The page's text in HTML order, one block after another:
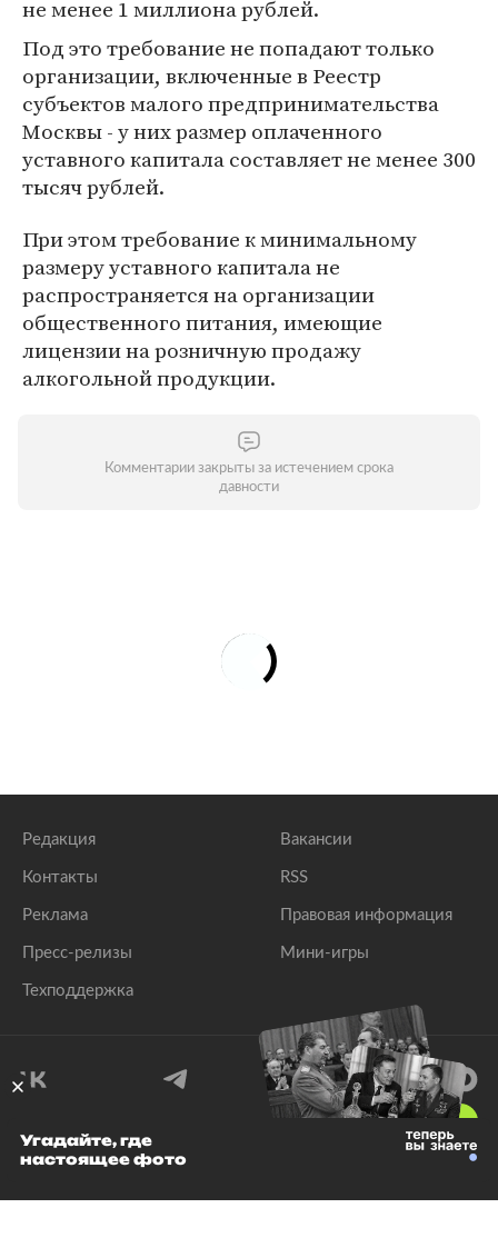
не менее 1 миллиона рублей.
Под это требование не попадают только
организации, включенные в Реестр
субъектов малого предпринимательства
Москвы - у них размер оплаченного
уставного капитала составляет не менее 300
тысяч рублей.
При этом требование к минимальному
размеру уставного капитала не
распространяется на организации
общественного питания, имеющие
лицензии на розничную продажу
алкогольной продукции.
Комментарии закрыты за истечением срока
давности
Редакция
Контакты
Реклама
Пресс-релизы
Техподдержка
Вакансии
RSS
Правовая информация
Мини-игры
© 1999–2026 Все права защищены.
Угадайте, где
настоящее фото